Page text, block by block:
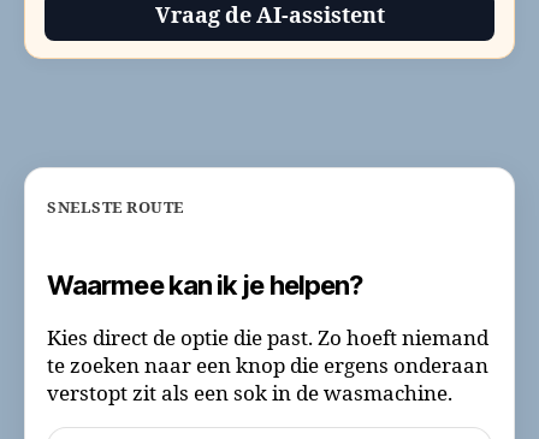
Vraag de AI-assistent
SNELSTE ROUTE
Waarmee kan ik je helpen?
Kies direct de optie die past. Zo hoeft niemand
te zoeken naar een knop die ergens onderaan
verstopt zit als een sok in de wasmachine.